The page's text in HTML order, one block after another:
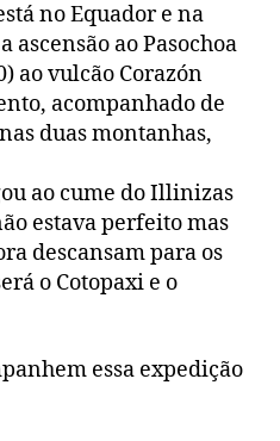
no Equador e na
ascensão ao Pasochoa
ao vulcão Corazón
acompanhado de
duas montanhas,
ao cume do Illinizas
estava perfeito mas
descansam para os
o Cotopaxi e o
essa expedição